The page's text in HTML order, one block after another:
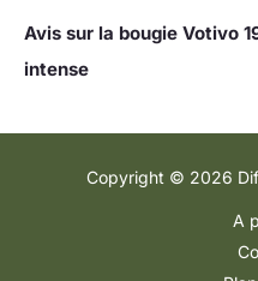
Avis sur la bougie Votivo
intense
Copyright © 2026
A